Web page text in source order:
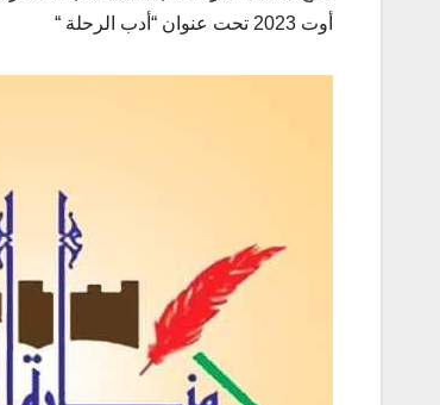
أوت 2023 تحت عنوان “أدب الرحلة “